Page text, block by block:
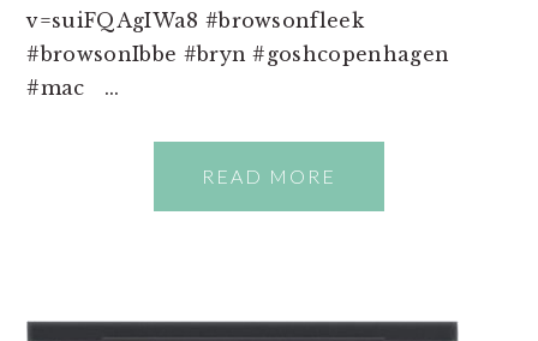
v=suiFQAgIWa8 #browsonfleek
#browsonIbbe #bryn #goshcopenhagen
#mac ...
READ MORE